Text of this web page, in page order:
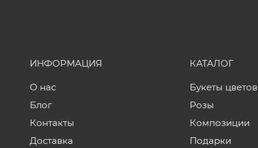
ИНФОРМАЦИЯ
О нас
Блог
Контакты
Доставка
КАТАЛОГ
Букеты цветов
Розы
Композиции
Подарки